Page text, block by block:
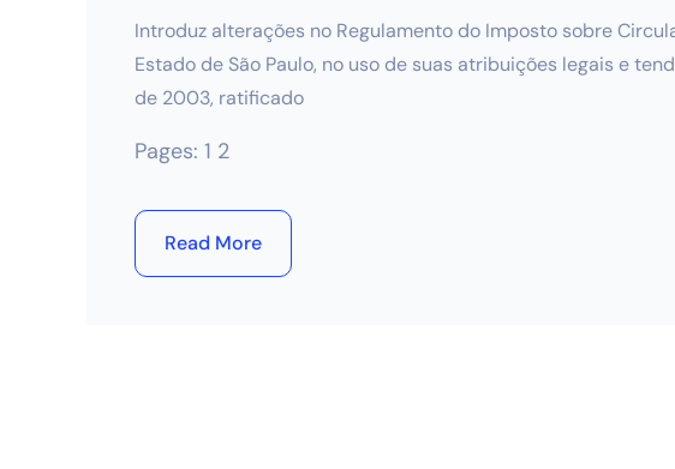
Introduz alterações no Regulamento do Imposto sobre
Estado de São Paulo, no uso de suas atribuições legais e
de 2003, ratificado
Pages: 1 2
Read More